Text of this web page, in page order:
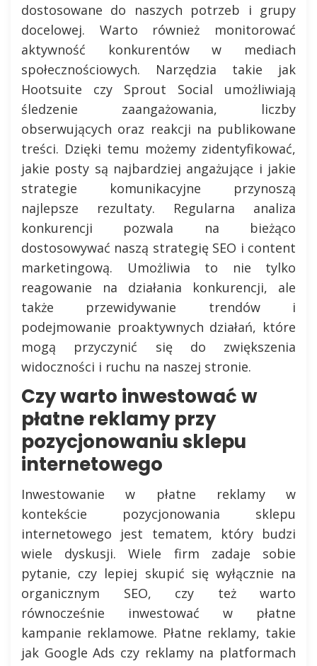
dostosowane do naszych potrzeb i grupy
docelowej. Warto również monitorować
aktywność konkurentów w mediach
społecznościowych. Narzędzia takie jak
Hootsuite czy Sprout Social umożliwiają
śledzenie zaangażowania, liczby
obserwujących oraz reakcji na publikowane
treści. Dzięki temu możemy zidentyfikować,
jakie posty są najbardziej angażujące i jakie
strategie komunikacyjne przynoszą
najlepsze rezultaty. Regularna analiza
konkurencji pozwala na bieżąco
dostosowywać naszą strategię SEO i content
marketingową. Umożliwia to nie tylko
reagowanie na działania konkurencji, ale
także przewidywanie trendów i
podejmowanie proaktywnych działań, które
mogą przyczynić się do zwiększenia
widoczności i ruchu na naszej stronie.
Czy warto inwestować w
płatne reklamy przy
pozycjonowaniu sklepu
internetowego
Inwestowanie w płatne reklamy w
kontekście pozycjonowania sklepu
internetowego jest tematem, który budzi
wiele dyskusji. Wiele firm zadaje sobie
pytanie, czy lepiej skupić się wyłącznie na
organicznym SEO, czy też warto
równocześnie inwestować w płatne
kampanie reklamowe. Płatne reklamy, takie
jak Google Ads czy reklamy na platformach